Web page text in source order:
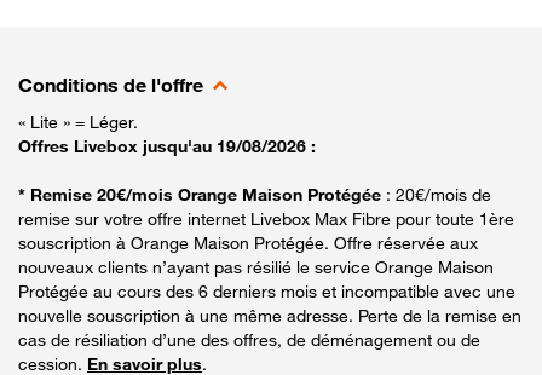
Conditions de l'offre
« Lite » = Léger.
Offres Livebox jusqu'au 19/08/2026 :
* Remise 20€/mois Orange Maison Protégée : 20€/mois de
remise sur votre offre internet Livebox Max Fibre pour toute 1ère
souscription à Orange Maison Protégée. Offre réservée aux
nouveaux clients n’ayant pas résilié le service Orange Maison
Protégée au cours des 6 derniers mois et incompatible avec une
nouvelle souscription à une même adresse. Perte de la remise en
cas de résiliation d’une des offres, de déménagement ou de
cession. En savoir plus.